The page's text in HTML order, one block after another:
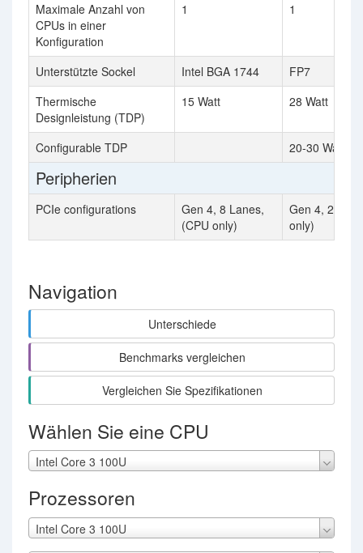
Maximale Anzahl von
CPUs in einer
Konfiguration
1 1
Unterstützte Sockel Intel BGA 1744
FP7
Thermische
Designleistung (TDP)
15 Watt 28 Watt
Configurable TDP 20-30 Watt
Peripherien
PCIe configurations
Gen 4, 8 Lanes,
(CPU only)
Gen 4, 20
only)
Navigation
Unterschiede
Benchmarks vergleichen
Vergleichen Sie Spezifikationen
Wählen Sie eine CPU
Intel Core 3 100U
Prozessoren
Intel Core 3 100U